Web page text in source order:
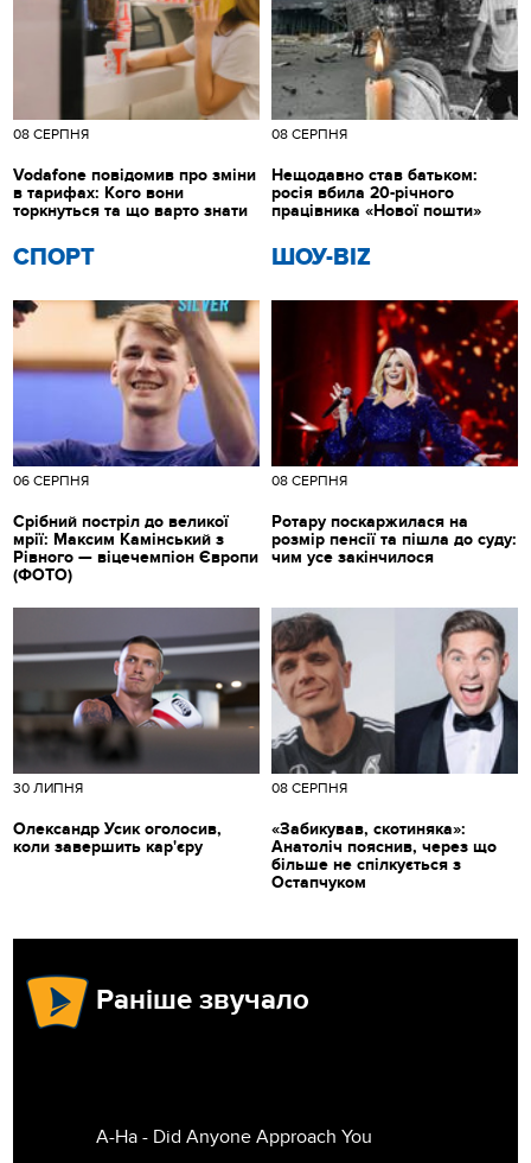
СПОРТ
06 СЕРПНЯ
Срібний постріл до великої
мрії: Максим Камінський з
Рівного — віцечемпіон Європи
(ФОТО)
ШОУ-BIZ
08 СЕРПНЯ
Ротару поскаржилася на
розмір пенсії та пішла до суду:
чим усе закінчилося
08 СЕРПНЯ
Vodafone повідомив про зміни
в тарифах: Кого вони
торкнуться та що варто знати
08 СЕРПНЯ
Нещодавно став батьком:
росія вбила 20-річного
працівника «Нової пошти»
30 ЛИПНЯ
Олександр Усик оголосив,
коли завершить кар'єру
08 СЕРПНЯ
«Забикував, скотиняка»:
Анатоліч пояснив, через що
більше не спілкується з
Остапчуком
Раніше звучало
A-Ha - Did Anyone Approach You